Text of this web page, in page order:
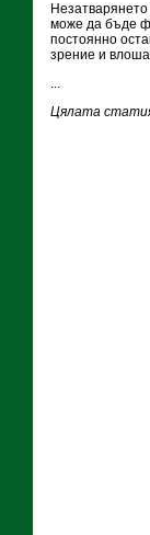
може да бъде
постоянно
зрение и
...
Цялата